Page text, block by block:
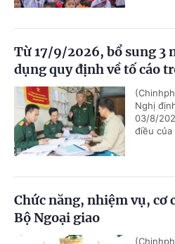
Từ 17/9/2026, bổ sung 3
dụng quy định về tố cáo
Nghị
03/8/
điều của
Chức năng, nhiệm vụ, cơ
Bộ Ngoại giao